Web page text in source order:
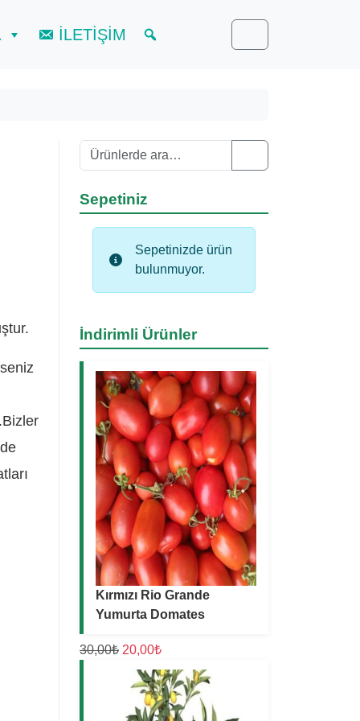
İLETİŞİM
Cart
Ara:
Sepetiniz
Sepetinizde ürün
bulunmuyor.
İndirimli Ürünler
Kırmızı Rio Grande
Yumurta Domates
30,00₺ O
20,00₺Ş
u
a
n